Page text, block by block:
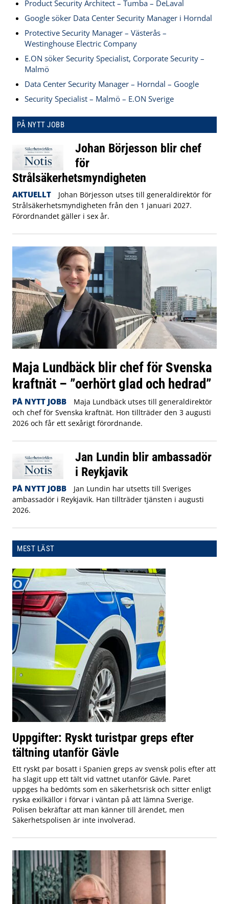
Product Security Architect – Tumba – DeLaval
Google söker Data Center Security Manager i Horndal
Protective Security Manager – Västerås –
Westinghouse Electric Company
E.ON söker Security Specialist, Corporate Security –
Malmö
Data Center Security Manager – Horndal – Google
Security Specialist – Malmö – E.ON Sverige
PÅ NYTT JOBB
Johan Börjesson blir chef
för
Strålsäkerhetsmyndigheten
AKTUELLT
Johan Börjesson utses till generaldirektör för
Strålsäkerhetsmyndigheten från den 1 januari 2027.
Förordnandet gäller i sex år.
Maja Lundbäck blir chef för Svenska
kraftnät – ”oerhört glad och hedrad”
PÅ NYTT JOBB
Maja Lundbäck utses till generaldirektör
och chef för Svenska kraftnät. Hon tillträder den 3 augusti
2026 och får ett sexårigt förordnande.
Jan Lundin blir ambassadör
i Reykjavik
PÅ NYTT JOBB
Jan Lundin har utsetts till Sveriges
ambassadör i Reykjavik. Han tillträder tjänsten i augusti
2026.
MEST LÄST
Uppgifter: Ryskt turistpar greps efter
tältning utanför Gävle
Ett ryskt par bosatt i Spanien greps av svensk polis efter att
ha slagit upp ett tält vid vattnet utanför Gävle. Paret
uppges ha bedömts som en säkerhetsrisk och sitter enligt
ryska exilkällor i förvar i väntan på att lämna Sverige.
Polisen bekräftar att man känner till ärendet, men
Säkerhetspolisen är inte involverad.